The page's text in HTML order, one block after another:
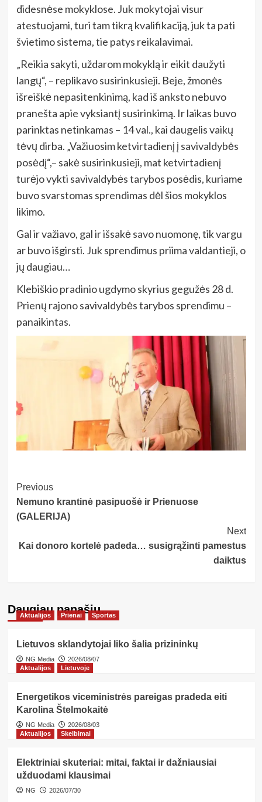
didesnėse mokyklose. Juk mokytojai visur
atestuojami, turi tam tikrą kvalifikaciją, juk ta pati
švietimo sistema, tie patys reikalavimai.
„Reikia sakyti, uždarom mokyklą ir eikit daužyti
langų“, – replikavo susirinkusieji. Beje, žmonės
išreiškė nepasitenkinimą, kad iš anksto nebuvo
pranešta apie vyksiantį susirinkimą. Ir laikas buvo
parinktas netinkamas – 14 val., kai daugelis vaikų
tėvų dirba. „Važiuosim ketvirtadienį į savivaldybės
posėdį“,– sakė susirinkusieji, mat ketvirtadienį
turėjo vykti savivaldybės tarybos posėdis, kuriame
buvo svarstomas sprendimas dėl šios mokyklos
likimo.
Gal ir važiavo, gal ir išsakė savo nuomonę, tik vargu
ar buvo išgirsti. Juk sprendimus priima valdantieji, o
jų daugiau…
Klebiškio pradinio ugdymo skyrius gegužės 28 d.
Prienų rajono savivaldybės tarybos sprendimu –
panaikintas.
Post
Navigation
Previous
Nemuno krantinė pasipuošė ir Prienuose
(GALERIJA)
Next
Kai donoro kortelė padeda… susigrąžinti pamestus
daiktus
Daugiau panašių…
Aktualijos Prienai Sportas
Lietuvos sklandytojai liko šalia prizininkų
NG Media
2026/08/07
Aktualijos
Lietuvoje
Energetikos viceministrės pareigas pradeda eiti
Karolina Štelmokaitė
NG Media
2026/08/03
Aktualijos
Skelbimai
Elektriniai skuteriai: mitai, faktai ir dažniausiai
užduodami klausimai
NG 2026/07/30